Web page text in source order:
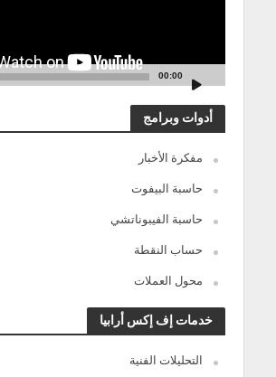
00:00
أدوات وبرامج
مفكرة الأخبار
حاسبة البيفوت
حاسبة الفيبوناتشي
حساب النقطة
محول العملات
خدمات إف إكس أرابيا
التحليلات الفنية